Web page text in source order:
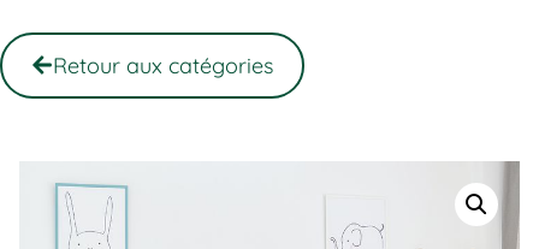
Retour aux catégories